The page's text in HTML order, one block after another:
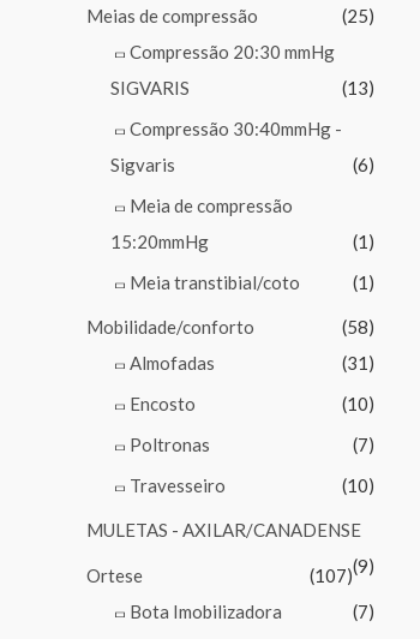
Meias de compressão
(25)
Compressão 20:30 mmHg
SIGVARIS
(13)
Compressão 30:40mmHg -
Sigvaris
(6)
Meia de compressão
15:20mmHg
(1)
Meia transtibial/coto
(1)
Mobilidade/conforto
(58)
Almofadas
(31)
Encosto
(10)
Poltronas
(7)
Travesseiro
(10)
MULETAS - AXILAR/CANADENSE
(9)
Ortese
(107)
Bota Imobilizadora
(7)